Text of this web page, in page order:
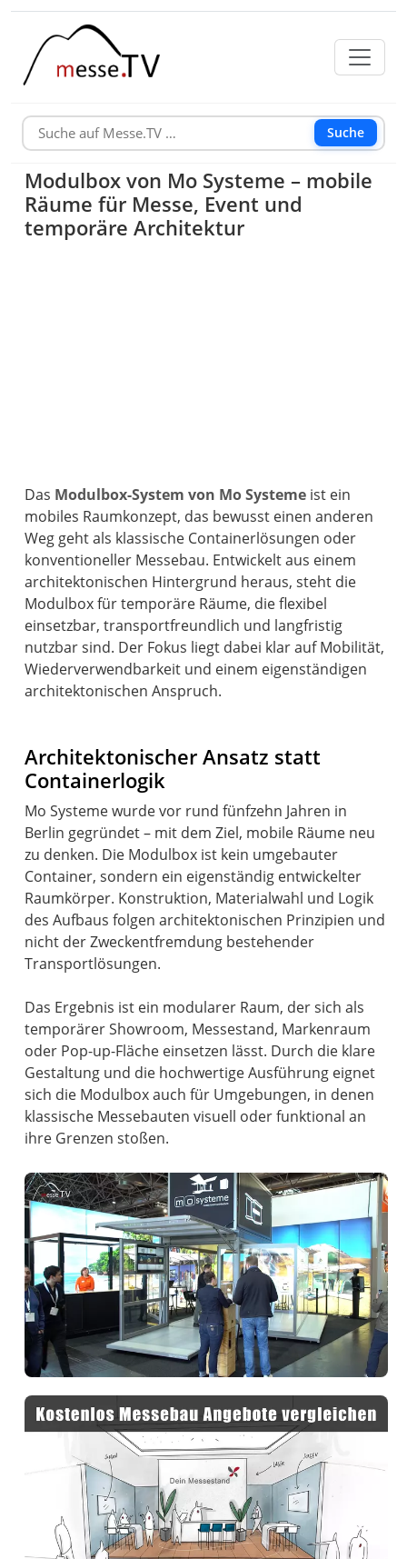
Suche
Modulbox von Mo Systeme – mobile
Räume für Messe, Event und
temporäre Architektur
Das Modulbox-System von Mo Systeme ist ein
mobiles Raumkonzept, das bewusst einen anderen
Weg geht als klassische Containerlösungen oder
konventioneller Messebau. Entwickelt aus einem
architektonischen Hintergrund heraus, steht die
Modulbox für temporäre Räume, die flexibel
einsetzbar, transportfreundlich und langfristig
nutzbar sind. Der Fokus liegt dabei klar auf Mobilität,
Wiederverwendbarkeit und einem eigenständigen
architektonischen Anspruch.
Architektonischer Ansatz statt
Containerlogik
Mo Systeme wurde vor rund fünfzehn Jahren in
Berlin gegründet – mit dem Ziel, mobile Räume neu
zu denken. Die Modulbox ist kein umgebauter
Container, sondern ein eigenständig entwickelter
Raumkörper. Konstruktion, Materialwahl und Logik
des Aufbaus folgen architektonischen Prinzipien und
nicht der Zweckentfremdung bestehender
Transportlösungen.
Das Ergebnis ist ein modularer Raum, der sich als
temporärer Showroom, Messestand, Markenraum
oder Pop-up-Fläche einsetzen lässt. Durch die klare
Gestaltung und die hochwertige Ausführung eignet
sich die Modulbox auch für Umgebungen, in denen
klassische Messebauten visuell oder funktional an
ihre Grenzen stoßen.